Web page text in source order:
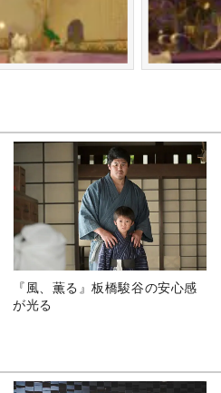
『風、薫る』板橋駿谷の安心感
が光る